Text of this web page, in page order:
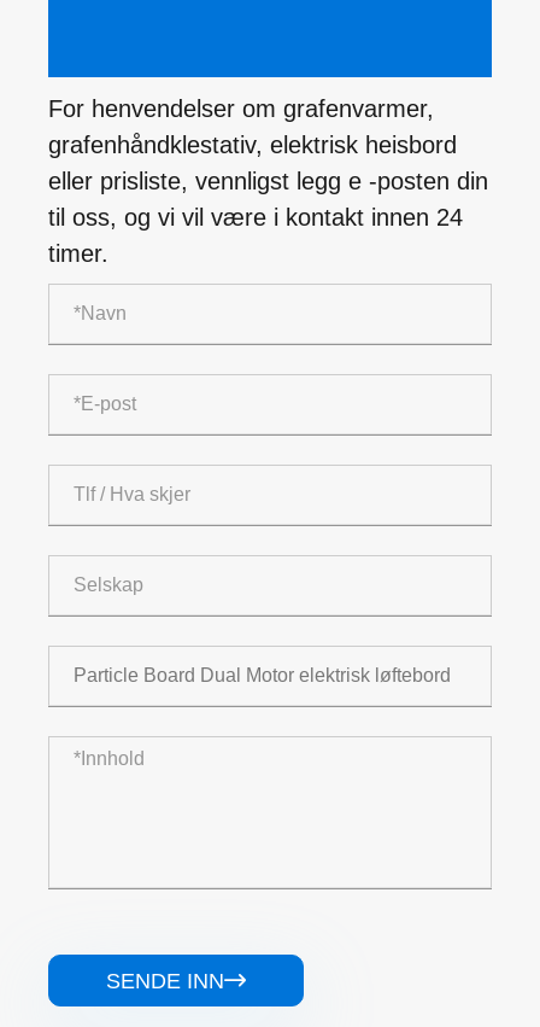
For henvendelser om grafenvarmer,
grafenhåndklestativ, elektrisk heisbord
eller prisliste, vennligst legg e -posten din
til oss, og vi vil være i kontakt innen 24
timer.
SENDE INN